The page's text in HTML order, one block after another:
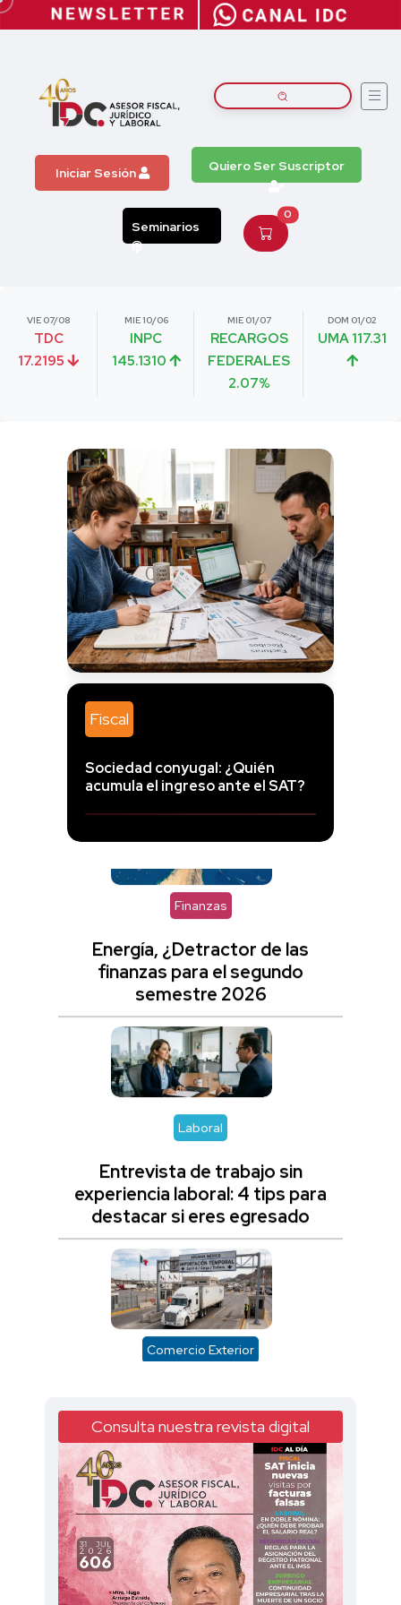
Iniciar Sesión Quiero Ser Suscriptor
Seminarios
0
VIE 07/08
TDC
17.2195
MIE 10/06
INPC
145.1310
MIE 01/07
RECARGOS
FEDERALES
2.07%
DOM 01/02
UMA 117.31
IDC Online — Análisis
Fiscal
Sociedad conyugal: ¿Quién
acumula el ingreso ante el SAT?
Jurídico
¿Qué créditos contra la masa
tienen prioridad en un concurso?
Finanzas
Energía, ¿Detractor de las
semestre 2026
Laboral
Entrevista de trabajo sin
destacar si eres egresado
Comercio Exterior
Retorno en mismo estado: Plazos
Fiscal
Vendes un inmueble: Cuándo
procede el impuesto cedular
Consulta nuestra revista digital